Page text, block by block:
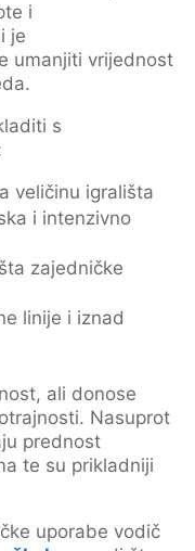
i
je
umanjiti vrijednost
s
veličinu igrališta
i intenzivno
zajedničke
linije i iznad
ali donose
Nasuprot
prednost
te su prikladniji
uporabe vodič